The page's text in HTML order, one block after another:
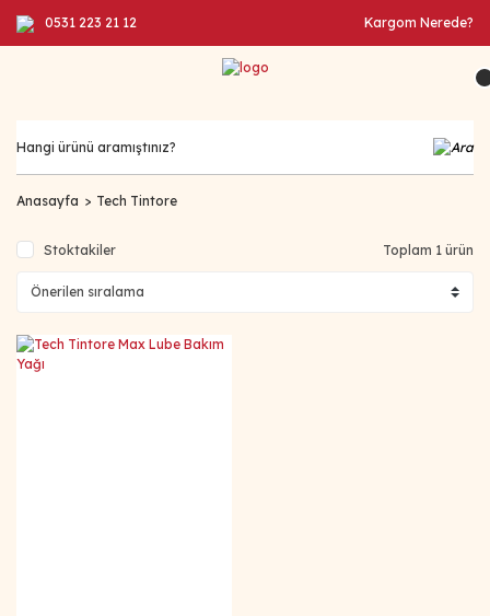
0531 223 21 12 Kargom Nerede?
Anasayfa Tech Tintore
Stoktakiler Toplam 1 ürün